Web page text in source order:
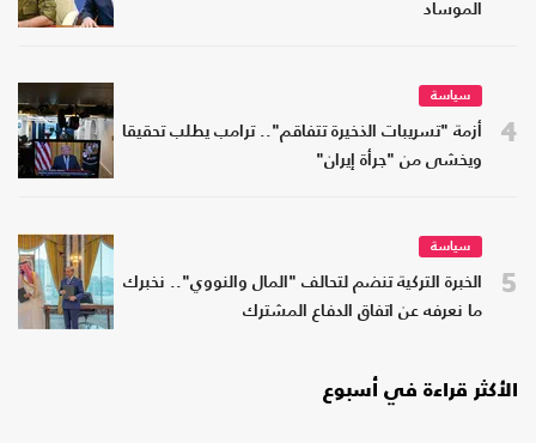
الموساد
4
سياسة
أزمة "تسريبات الذخيرة تتفاقم".. ترامب يطلب تحقيقا
ويخشى من "جرأة إيران"
5
سياسة
الخبرة التركية تنضم لتحالف "المال والنووي".. نخبرك
ما نعرفه عن اتفاق الدفاع المشترك
الأكثر قراءة في أسبوع